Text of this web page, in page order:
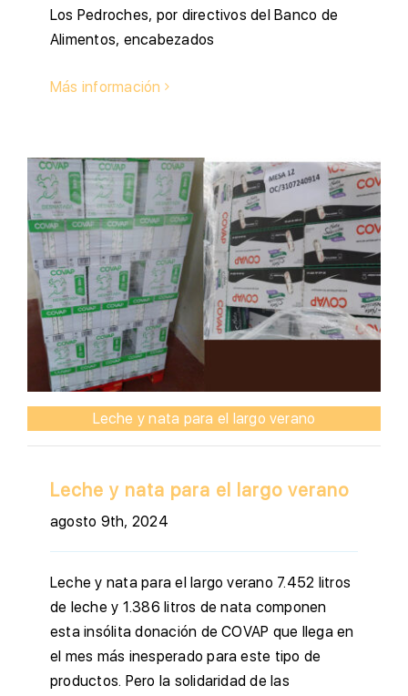
Los Pedroches, por directivos del Banco de
Alimentos, encabezados
Más información
Leche y nata para el largo verano
Leche y nata para el largo verano
agosto 9th, 2024
Leche y nata para el largo verano 7.452 litros
de leche y 1.386 litros de nata componen
esta insólita donación de COVAP que llega en
el mes más inesperado para este tipo de
productos. Pero la solidaridad de las